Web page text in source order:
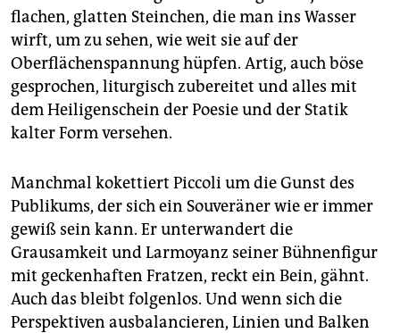
flachen, glatten Steinchen, die man ins Wasser
wirft, um zu sehen, wie weit sie auf der
Oberflächenspannung hüpfen. Artig, auch böse
gesprochen, liturgisch zubereitet und alles mit
dem Heiligenschein der Poesie und der Statik
kalter Form versehen.
Manchmal kokettiert Piccoli um die Gunst des
Publikums, der sich ein Souveräner wie er immer
gewiß sein kann. Er unterwandert die
Grausamkeit und Larmoyanz seiner Bühnenfigur
mit geckenhaften Fratzen, reckt ein Bein, gähnt.
Auch das bleibt folgenlos. Und wenn sich die
Perspektiven ausbalancieren, Linien und Balken